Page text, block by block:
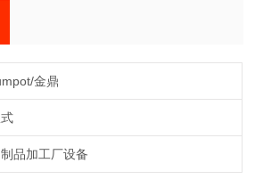
金鼎
品加工厂设备